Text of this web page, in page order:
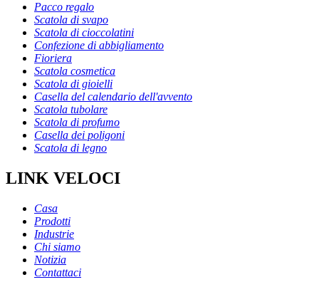
Pacco regalo
Scatola di svapo
Scatola di cioccolatini
Confezione di abbigliamento
Fioriera
Scatola cosmetica
Scatola di gioielli
Casella del calendario dell'avvento
Scatola tubolare
Scatola di profumo
Casella dei poligoni
Scatola di legno
LINK VELOCI
Casa
Prodotti
Industrie
Chi siamo
Notizia
Contattaci